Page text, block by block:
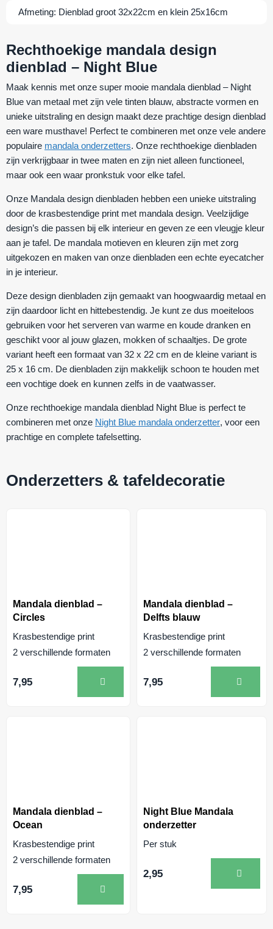
Afmeting: Dienblad groot 32x22cm en klein 25x16cm
Rechthoekige mandala design
dienblad – Night Blue
Maak kennis met onze super mooie mandala dienblad – Night
Blue van metaal met zijn vele tinten blauw, abstracte vormen en
unieke uitstraling en design maakt deze prachtige design dienblad
een ware musthave! Perfect te combineren met onze vele andere
populaire mandala onderzetters. Onze rechthoekige dienbladen
zijn verkrijgbaar in twee maten en zijn niet alleen functioneel,
maar ook een waar pronkstuk voor elke tafel.
Onze Mandala design dienbladen hebben een unieke uitstraling
door de krasbestendige print met mandala design. Veelzijdige
design’s die passen bij elk interieur en geven ze een vleugje kleur
aan je tafel. De mandala motieven en kleuren zijn met zorg
uitgekozen en maken van onze dienbladen een echte eyecatcher
in je interieur.
Deze design dienbladen zijn gemaakt van hoogwaardig metaal en
zijn daardoor licht en hittebestendig. Je kunt ze dus moeiteloos
gebruiken voor het serveren van warme en koude dranken en
geschikt voor al jouw glazen, mokken of schaaltjes. De grote
variant heeft een formaat van 32 x 22 cm en de kleine variant is
25 x 16 cm. De dienbladen zijn makkelijk schoon te houden met
een vochtige doek en kunnen zelfs in de vaatwasser.
Onze rechthoekige mandala dienblad Night Blue is perfect te
combineren met onze Night Blue mandala onderzetter, voor een
prachtige en complete tafelsetting.
Onderzetters & tafeldecoratie
Mandala dienblad –
Circles
Krasbestendige print
2 verschillende formaten
7,95
Mandala dienblad –
Delfts blauw
Krasbestendige print
2 verschillende formaten
7,95
Mandala dienblad –
Ocean
Krasbestendige print
2 verschillende formaten
7,95
Night Blue Mandala
onderzetter
Per stuk
2,95